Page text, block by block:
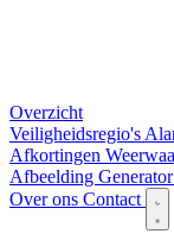
Overzicht
Veiligheidsregio's
Afkortingen
Afbeelding Generator
Over ons Contact